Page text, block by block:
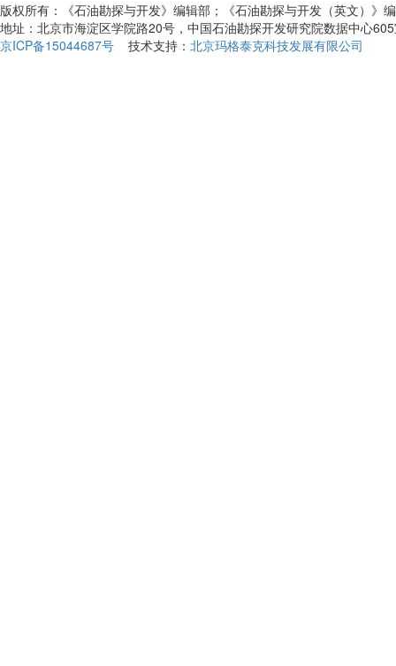
版权所有：《石油勘探与开发》编辑部；《石油勘探与开发（英文）》
地址：北京市海淀区学院路20号，中国石油勘探开发研究院数据中心
京ICP备15044687号 技术支持： 北京玛格泰克科技发展有限公司